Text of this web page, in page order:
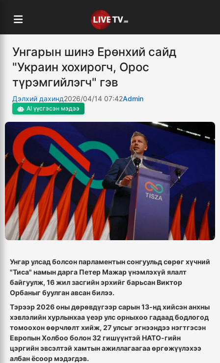
Унгарын шинэ Ерөнхий сайд
"Украин хохирогч, Орос
түрэмгийлэгч" гэв
Дэлхий дахинд2026/04/14 07:42Admin
AI үүсгэсэн мэдээ
Унгар улсад болсон парламентын сонгуульд сөрөг хүчний
"Тиса" намын дарга Петер Мажар үнэмлэхүй ялалт
байгуулж, 16 жил засгийн эрхийг барьсан Виктор
Орбаныг буулган авсан билээ.
Тэрээр 2026 оны дөрөвдүгээр сарын 13-нд хийсэн анхны
хэвлэлийн хурлынхаа үеэр улс орныхоо гадаад бодлогод
томоохон өөрчлөлт хийж, 27 улсыг эгнээндээ нэгтгэсэн
Европын Холбоо болон 32 гишүүнтэй НАТО-гийн
цэргийн эвсэлтэй хамтын ажиллагаагаа өргөжүүлэхээ
албан ёсоор мэдэгдэв.